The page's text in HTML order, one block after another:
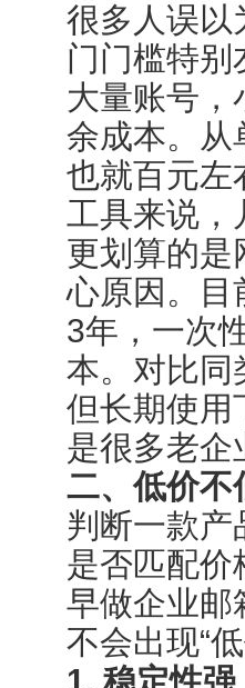
很多人误以
门门槛特别
大量账号，
余成本。从
也就百元左
工具来说，
更划算的是
心原因。目
3年，一次
本。对比同
但长期使用
是很多老企
二、低价不
判断一款产
是否匹配价
早做企业邮
不会出现“